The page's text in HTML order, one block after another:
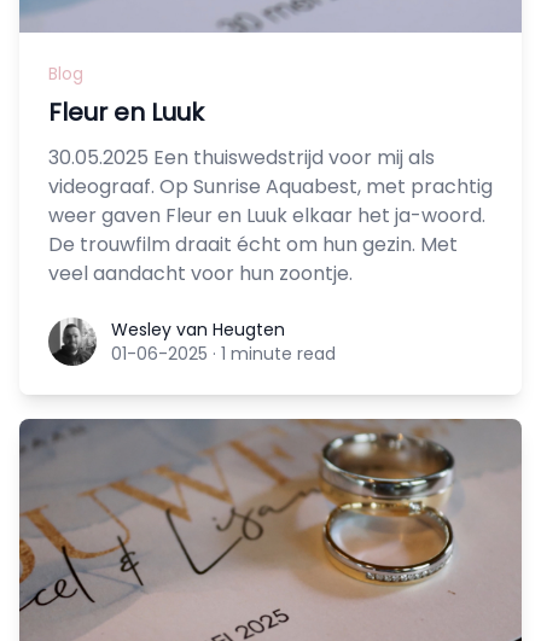
Blog
Fleur en Luuk
30.05.2025 Een thuiswedstrijd voor mij als
videograaf. Op Sunrise Aquabest, met prachtig
weer gaven Fleur en Luuk elkaar het ja-woord.
De trouwfilm draait écht om hun gezin. Met
veel aandacht voor hun zoontje.
Wesley van Heugten
Wesley van Heugten
01-06-2025 · 1 minute read